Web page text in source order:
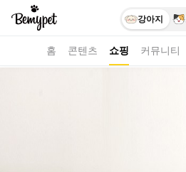
강아지
홈 콘텐츠 쇼핑 커뮤니티